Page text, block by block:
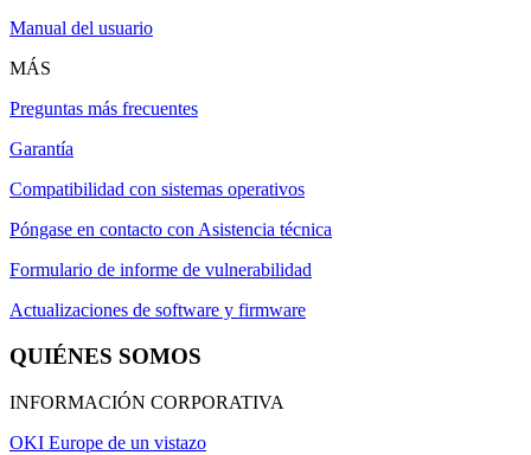
Manual del usuario
MÁS
Preguntas más frecuentes
Garantía
Compatibilidad con sistemas operativos
Póngase en contacto con Asistencia técnica
Formulario de informe de vulnerabilidad
Actualizaciones de software y firmware
QUIÉNES SOMOS
INFORMACIÓN CORPORATIVA
OKI Europe de un vistazo